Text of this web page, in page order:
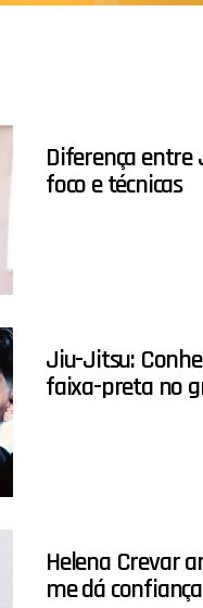
Diferença entre
foco e técnicas
Jiu-Jitsu:
faixa-preta no
Helena Crevar
me dá